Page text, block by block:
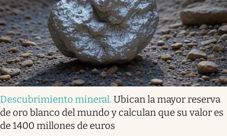
Descubrimiento mineral. Ubican la mayor reserva
de oro blanco del mundo y calculan que su valor es
de 1400 millones de euros